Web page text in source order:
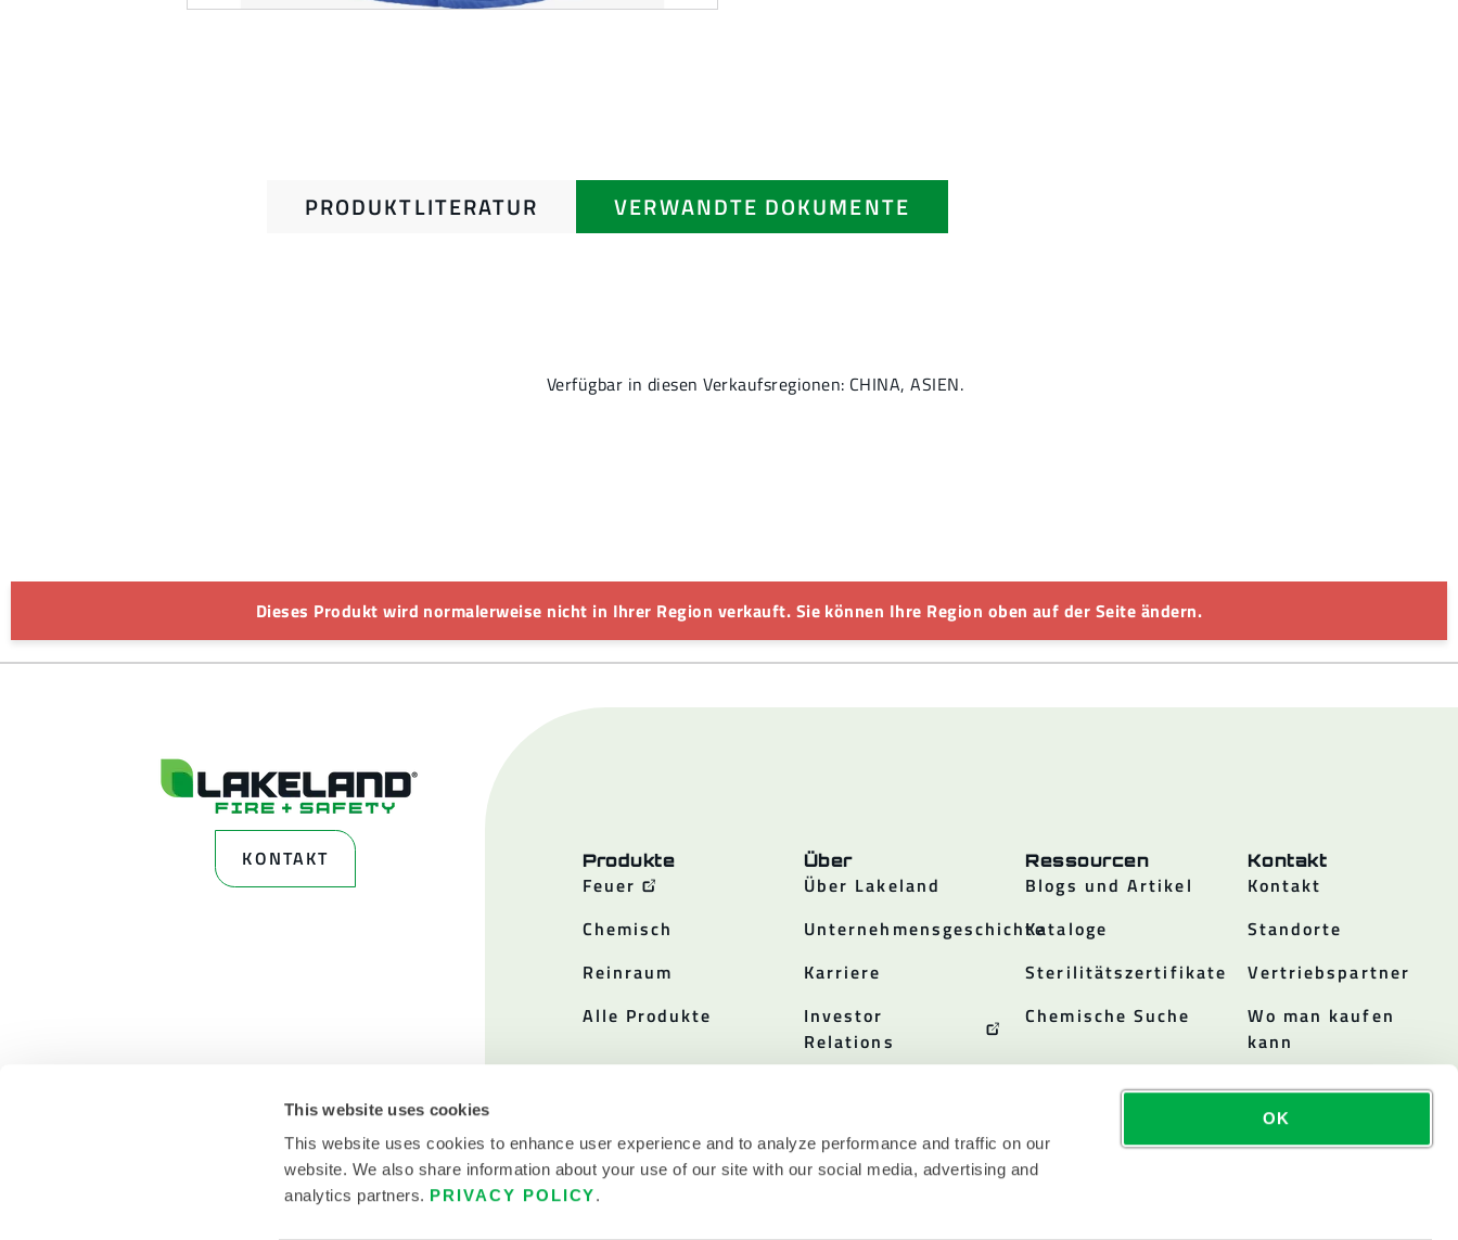
This website uses cookies
This website uses cookies to enhance user experience and to analyze performance and traffic on our
website. We also share information about your use of our site with our social media, advertising and
analytics partners. PRIVACY POLICY.
OK
PRODUKTLITERATUR VERWANDTE DOKUMENTE
Verfügbar in diesen Verkaufsregionen: CHINA, ASIEN.
Dieses Produkt wird normalerweise nicht in Ihrer Region verkauft. Sie können Ihre Region oben auf der Seite ändern.
KONTAKT Produkte
Feuer
Chemisch
Reinraum
Alle Produkte
Über
Über Lakeland
Unternehmensgeschichte
Karriere
Investor
Relations
Ressourcen
Blogs und Artikel
Kataloge
Sterilitätszertifikate
Chemische Suche
Kontakt
Kontakt
Standorte
Vertriebspartner
Wo man kaufen
kann